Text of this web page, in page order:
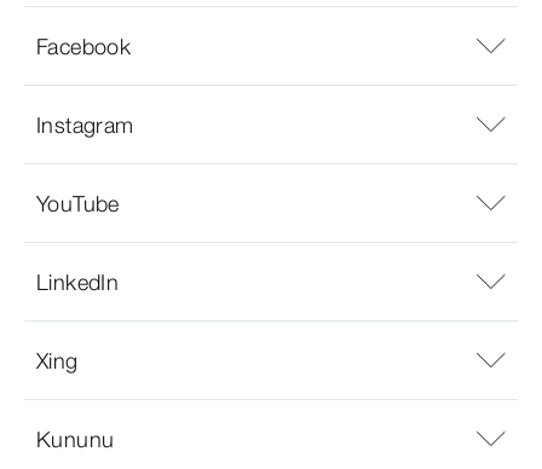
Facebook
Instagram
YouTube
LinkedIn
Xing
Kununu